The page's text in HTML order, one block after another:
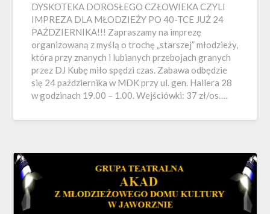
DYSKOTEKA DOROSŁEGO CZŁOWIEKA CZYLI
IMPREZA DLA MŁODZIEŻY PO 40-TCE JUŻ 24
PAŹDZIERNIKA!!! Zapraszamy na imprezę
organizowaną z myślą o trochę „starszej” młodzieży,
która przy znanych i lubianych przebojach granych
przez DJ Kubę miło spędzi czas. Zabawa odbędzie
się 24 października w MDK przy ul. gen. Hallera 28
w godzinach 19.00 – 1.00. Wejściówki: 37 zł/os….